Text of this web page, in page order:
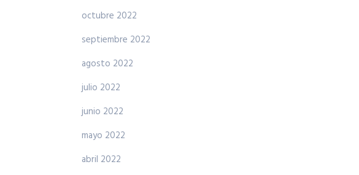
octubre 2022
septiembre 2022
agosto 2022
julio 2022
junio 2022
mayo 2022
abril 2022